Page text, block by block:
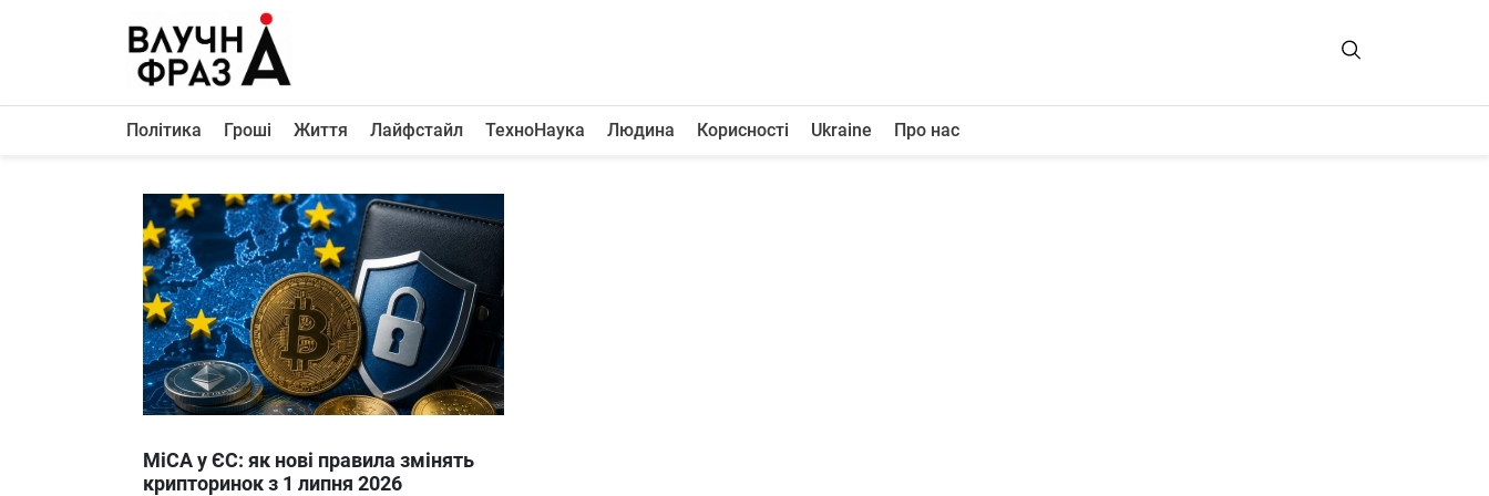
Політика
Життя
Лайфстайл
ТехноНаука
Людина
Корисності
Про нас
Політика Гроші Життя Лайфстайл ТехноНаука Людина Корисності Ukraine Про нас
MiCA у ЄС: як нові правила змінять
крипторинок з 1 липня 2026